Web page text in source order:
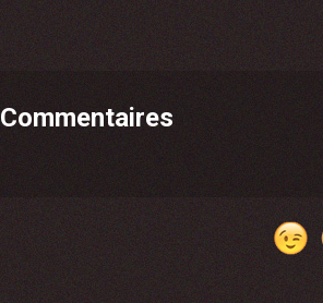
Commentaires